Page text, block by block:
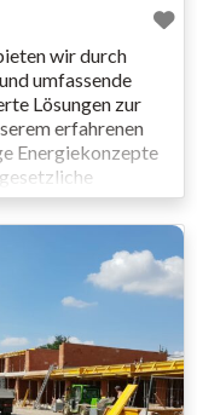
wir durch
umfassende
Lösungen zur
erfahrenen
Energiekonzepte
Leistungen
Projekte:
und Beratung zu
Maßnahmen